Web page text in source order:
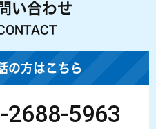
い合わせ
の方はこちら
2688-5963